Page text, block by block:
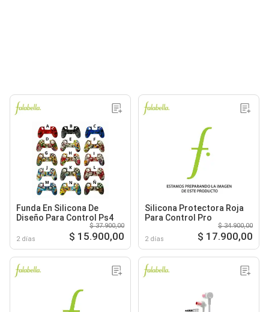
Funda En Silicona De
Diseño Para Control Ps4
2 días
$ 37.900,00
$ 15.900,00
Silicona Protectora Roja
Para Control Pro
2 días
$ 34.900,00
$ 17.900,00